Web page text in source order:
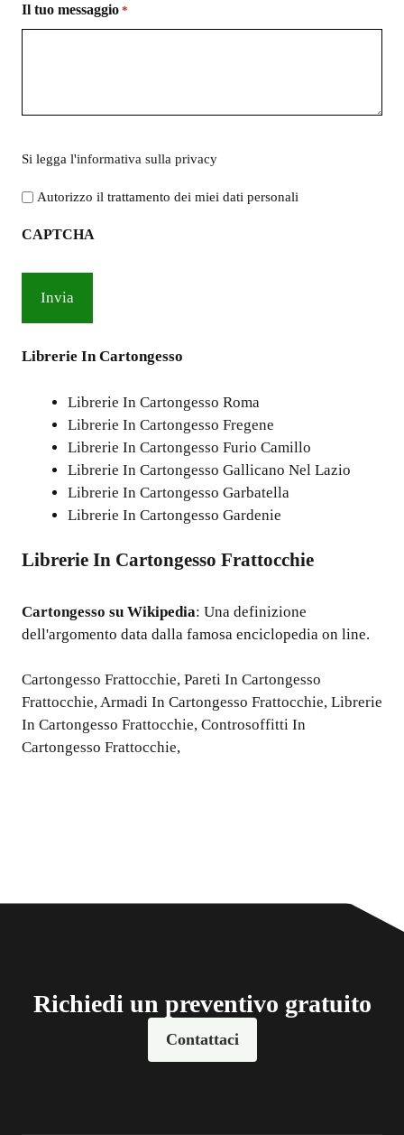
Il tuo messaggio *
legga
l'informativa
privacy
Si legga l'informativa sulla privacy
Autorizzo il trattamento dei miei dati personali
CAPTCHA
Librerie In Cartongesso
Librerie In Cartongesso Roma
Librerie In Cartongesso Fregene
Librerie In Cartongesso Furio Camillo
Librerie In Cartongesso Gallicano Nel Lazio
Librerie In Cartongesso Garbatella
Librerie In Cartongesso Gardenie
Librerie In Cartongesso Frattocchie
Cartongesso su Wikipedia: Una definizione
dell'argomento data dalla famosa enciclopedia on line.
Cartongesso Frattocchie, Pareti In Cartongesso
Frattocchie,Armadi In Cartongesso Frattocchie, Librerie
In Cartongesso Frattocchie, Controsoffitti In
Cartongesso Frattocchie,
Richiedi un preventivo gratuito
Contattaci